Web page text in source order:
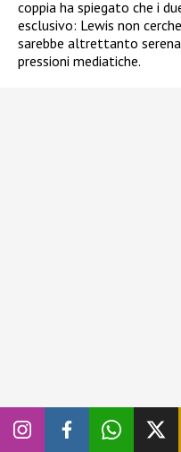
coppia ha spiegato che i
esclusivo: Lewis non
sarebbe altrettanto
pressioni mediatiche.